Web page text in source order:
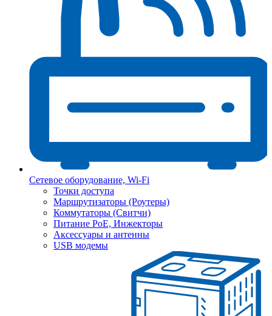
Сетевое оборудование, Wi-Fi
Точки доступа
Маршрутизаторы (Роутеры)
Коммутаторы (Свитчи)
Питание PoE, Инжекторы
Аксессуары и антенны
USB модемы